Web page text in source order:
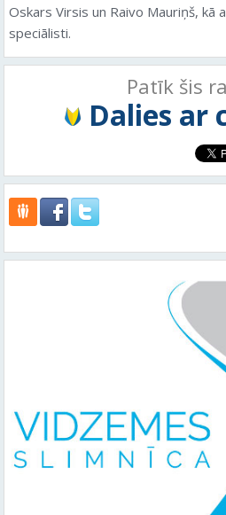
Oskars Virsis un Raivo Mauriņš, kā
speciālisti.
Patīk šis
Dalies ar